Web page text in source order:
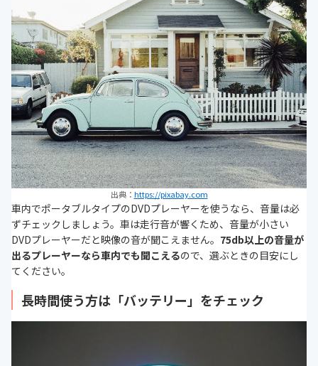
出典： https://pixabay.com
車内でポータブルタイプのDVDプレーヤーを使うなら、音量は必
ずチェックしましょう。車は走行音が響くため、音量が小さい
DVDプレーヤーだと映像の音が聞こえません。 75db以上の音量が
出るプレーヤーなら車内でも聞こえるので、選ぶときの目安にし
てください。
長時間使う方は「バッテリー」をチェック